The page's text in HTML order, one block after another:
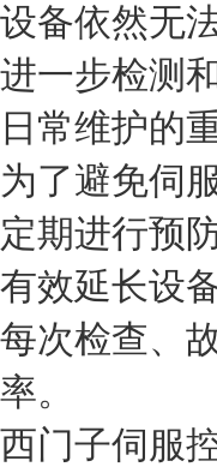
设备依然无
进一步检测
日常维护的
为了避免伺
定期进行预
有效延长设
每次检查、
率。
西门子伺服